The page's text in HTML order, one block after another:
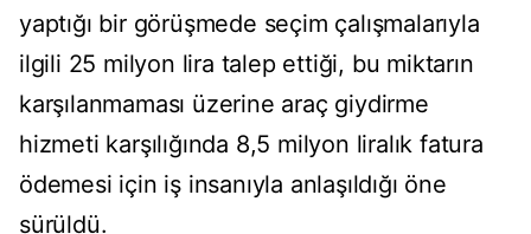
yaptığı bir görüşmede seçim çalışmalarıyla
ilgili 25 milyon lira talep ettiği, bu miktarın
karşılanmaması üzerine araç giydirme
hizmeti karşılığında 8,5 milyon liralık fatura
ödemesi için iş insanıyla anlaşıldığı öne
sürüldü.